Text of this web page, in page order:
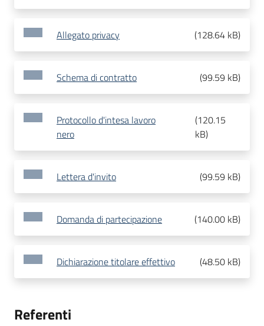
Allegato privacy (128.64 kB)
Schema di contratto (99.59 kB)
Protocollo d'intesa lavoro
nero
(120.15
kB)
Lettera d'invito (99.59 kB)
Domanda di partecipazione (140.00 kB)
Dichiarazione titolare effettivo (48.50 kB)
Referenti